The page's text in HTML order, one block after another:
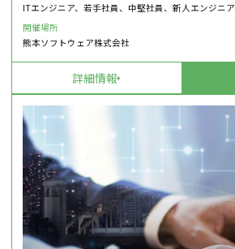
ITエンジニア、若手社員、中堅社員、新人エンジニ
開催場所
熊本ソフトウェア株式会社
詳細情報